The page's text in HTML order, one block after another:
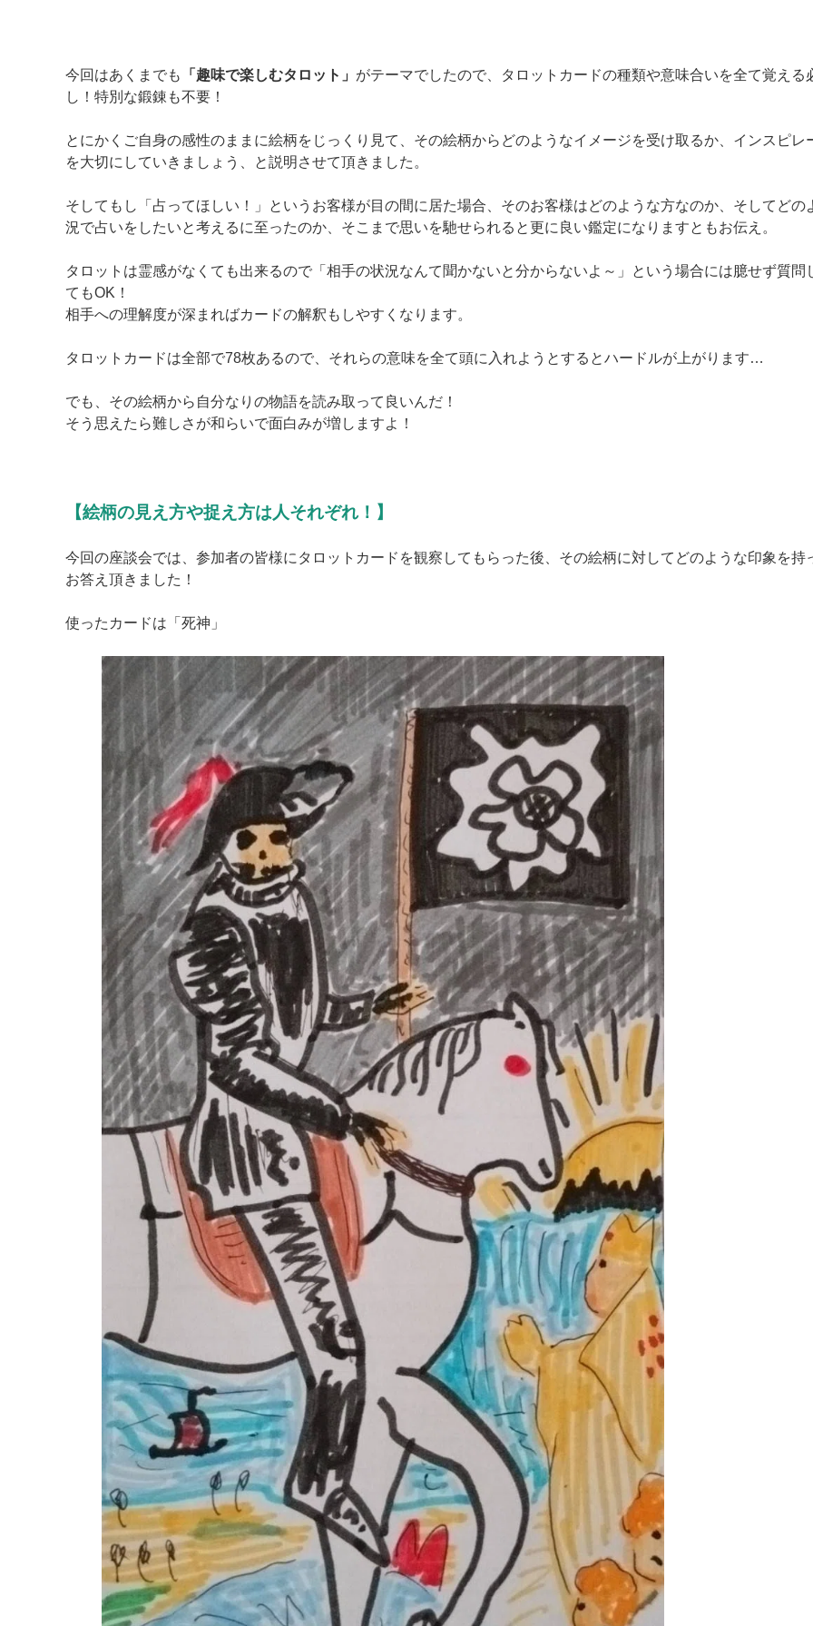
今回はあくまでも 「趣味で楽しむタロット」 がテーマでしたので、タロットカードの種類や意味合いを全て覚える
し！特別な鍛錬も不要！
とにかくご自身の感性のままに絵柄をじっくり見て、その絵柄からどのようなイメージを受け取るか、インスピレ
を大切にしていきましょう、と説明させて頂きました。
そしてもし「占ってほしい！」というお客様が目の間に居た場合、そのお客様はどのような方なのか、そしてどの
況で占いをしたいと考えるに至ったのか、そこまで思いを馳せられると更に良い鑑定になりますともお伝え。
タロットは霊感がなくても出来るので「相手の状況なんて聞かないと分からないよ～」という場合には臆せず質問
てもOK！
相手への理解度が深まればカードの解釈もしやすくなります。
タロットカードは全部で78枚あるので、それらの意味を全て頭に入れようとするとハードルが上がります…
でも、その絵柄から自分なりの物語を読み取って良いんだ！
そう思えたら難しさが和らいで面白みが増しますよ！
【絵柄の見え方や捉え方は人それぞれ！】
今回の座談会では、参加者の皆様にタロットカードを観察してもらった後、その絵柄に対してどのような印象を持
お答え頂きました！
使ったカードは「死神」